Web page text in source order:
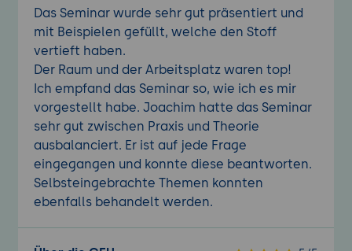
Das Seminar wurde sehr gut präsentiert und
mit Beispielen gefüllt, welche den Stoff
vertieft haben.
Der Raum und der Arbeitsplatz waren top!
Ich empfand das Seminar so, wie ich es mir
vorgestellt habe. Joachim hatte das Seminar
sehr gut zwischen Praxis und Theorie
ausbalanciert. Er ist auf jede Frage
eingegangen und konnte diese beantworten.
Selbsteingebrachte Themen konnten
ebenfalls behandelt werden.